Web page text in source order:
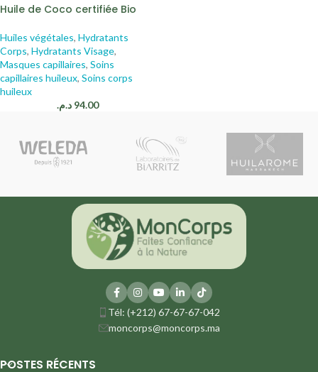
Huile de Coco certifiée Bio
Huiles végétales, Hydratants
Corps, Hydratants Visage,
Masques capillaires, Soins
capillaires huileux, Soins corps
huileux
94.00 د.م.
Tél: (+212) 67-67-67-042
moncorps@moncorps.ma
POSTES RÉCENTS